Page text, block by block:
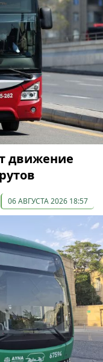
движение
06 АВГУСТА 2026 18:57